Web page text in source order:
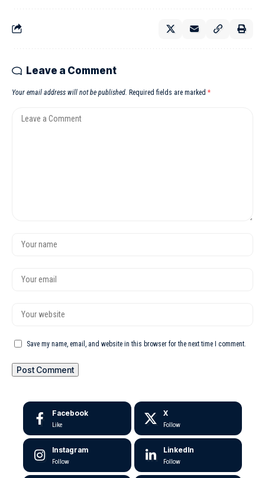
Leave a Comment
Your email address will not be published. Required fields are marked *
Save my name, email, and website in this browser for the next time I comment.
Facebook
Like
X
Follow
Instagram
Follow
LinkedIn
Follow